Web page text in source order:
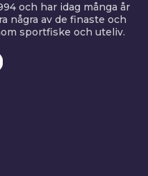
och har idag många år
några av de finaste och
sportfiske och uteliv.